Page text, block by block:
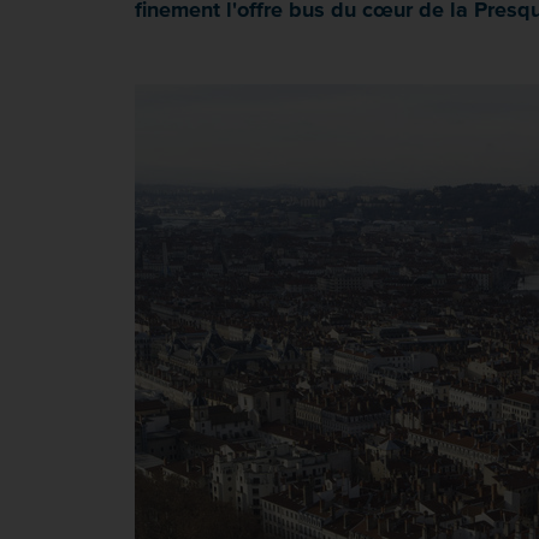
finement l'offre bus du cœur de la